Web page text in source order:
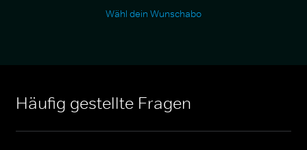
Wähl dein Wunschabo
Häufig gestellte Fragen